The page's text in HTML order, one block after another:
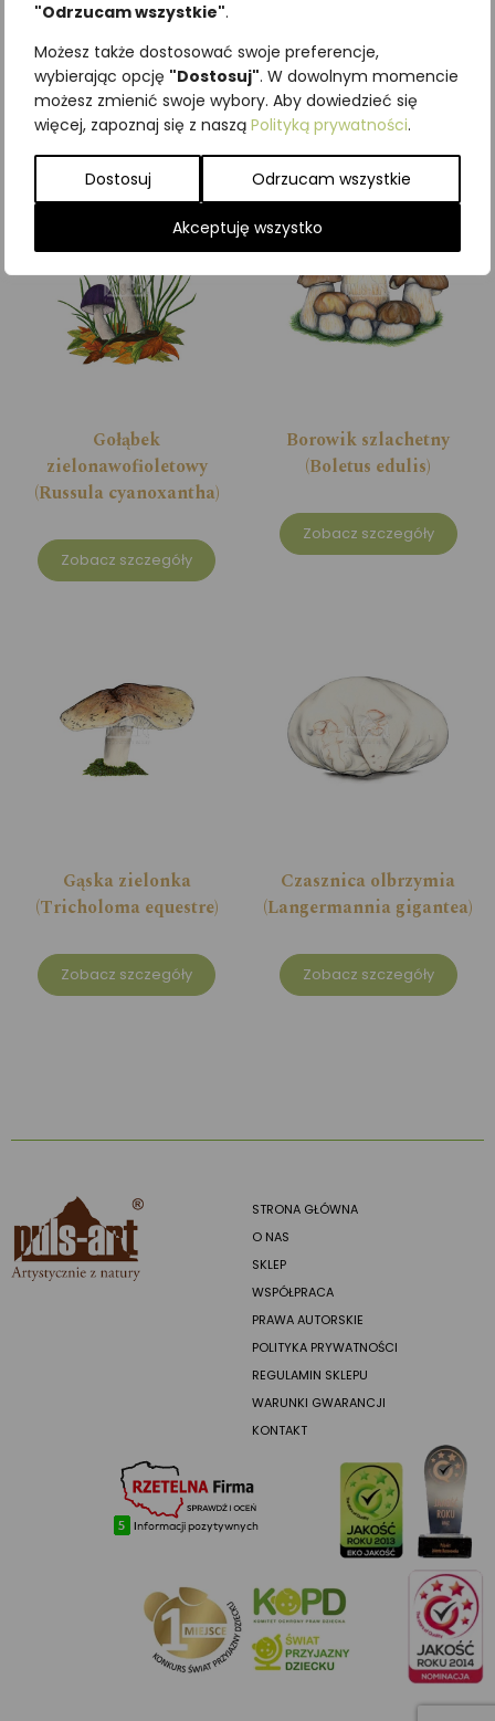
"Odrzucam wszystkie".
Możesz także dostosować swoje preferencje,
wybierając opcję "Dostosuj". W dowolnym momencie
możesz zmienić swoje wybory. Aby dowiedzieć się
więcej, zapoznaj się z naszą Polityką prywatności.
Dostosuj Odrzucam wszystkie
Akceptuję wszystko
Najniższa cena z ostatnich 30
dni: 65,00zł
SKU:Brak danych
Kategorie:Grzyby,ILUSTRACJE
Podobne produkty
Gołąbek
zielonawofioletowy
(Russula cyanoxantha)
Zobacz szczegóły
Borowik szlachetny
(Boletus edulis)
Zobacz szczegóły
Gąska zielonka
(Tricholoma equestre)
Zobacz szczegóły
Czasznica olbrzymia
(Langermannia gigantea)
Zobacz szczegóły
STRONA GŁÓWNA
O NAS
SKLEP
WSPÓŁPRACA
PRAWA AUTORSKIE
POLITYKA PRYWATNOŚCI
REGULAMIN SKLEPU
WARUNKI GWARANCJI
KONTAKT